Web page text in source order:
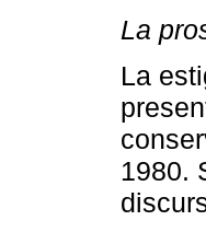
La
La
1980.